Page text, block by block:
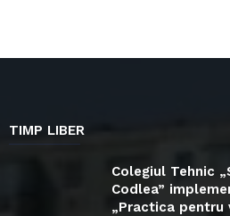
TIMP LIBER
Colegiul Tehnic
Codlea”
„Practica pentru